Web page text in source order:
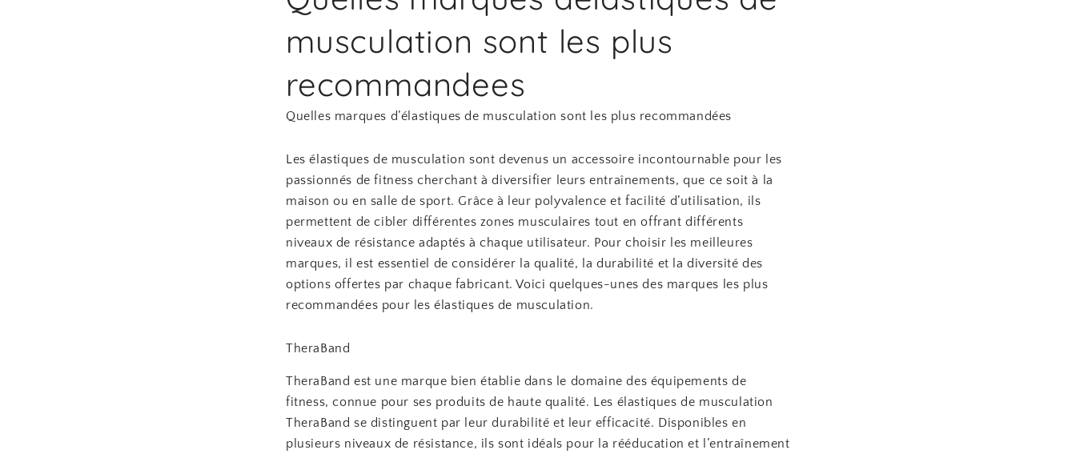
musculation sont les plus
recommandees
Quelles marques d’élastiques de musculation sont les plus recommandées
Les élastiques de musculation sont devenus un accessoire incontournable pour les
passionnés de fitness cherchant à diversifier leurs entraînements, que ce soit à la
maison ou en salle de sport. Grâce à leur polyvalence et facilité d’utilisation, ils
permettent de cibler différentes zones musculaires tout en offrant différents
niveaux de résistance adaptés à chaque utilisateur. Pour choisir les meilleures
marques, il est essentiel de considérer la qualité, la durabilité et la diversité des
options offertes par chaque fabricant. Voici quelques-unes des marques les plus
recommandées pour les élastiques de musculation.
TheraBand
TheraBand est une marque bien établie dans le domaine des équipements de
fitness, connue pour ses produits de haute qualité. Les élastiques de musculation
TheraBand se distinguent par leur durabilité et leur efficacité. Disponibles en
plusieurs niveaux de résistance, ils sont idéals pour la rééducation et l’entraînement